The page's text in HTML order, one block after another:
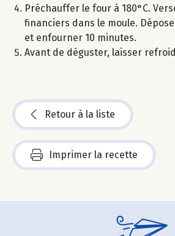
Préchauffer le four à 180°C.
financiers dans le moule.
et enfourner 10 minutes.
Avant de déguster, laisser
Retour à la liste
Imprimer la recette